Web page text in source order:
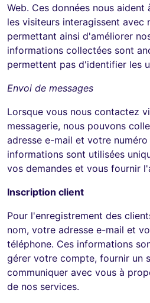
Web. Ces données nous
les visiteurs interagissent avec
permettant ainsi d'améliorer
informations collectées sont
permettent pas d'identifier les
Envoi de messages
Lorsque vous nous contactez
messagerie, nous pouvons
adresse e-mail et votre
informations sont utilisées
vos demandes et vous fournir
Inscription client
Pour l'enregistrement des
nom, votre adresse e-mail et
téléphone. Ces informations
gérer votre compte, fournir un
communiquer avec vous à
de nos services.